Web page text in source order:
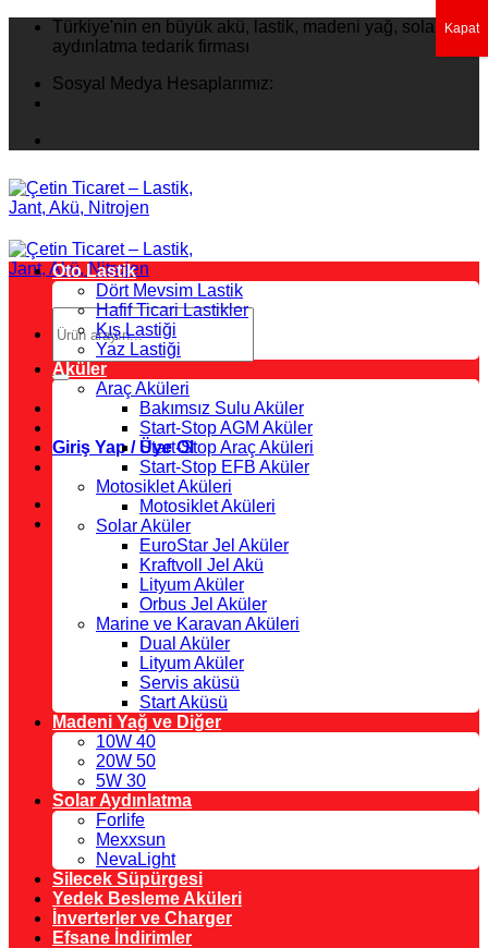
İçeriğeTürkiye'nin en büyük akü, lastik, madeni yağ, solar
aydınlatma tedarik firması
Sosyal Medya Hesaplarımız:
Ara:
Giriş Yap / Üye Ol
Oto Lastik
Dört Mevsim Lastik
Hafif Ticari Lastikler
Kış Lastiği
Yaz Lastiği
Aküler
Araç Aküleri
Bakımsız Sulu Aküler
Start-Stop AGM Aküler
Start-Stop Araç Aküleri
Start-Stop EFB Aküler
Motosiklet Aküleri
Motosiklet Aküleri
Solar Aküler
EuroStar Jel Aküler
Kraftvoll Jel Akü
Lityum Aküler
Orbus Jel Aküler
Marine ve Karavan Aküleri
Dual Aküler
Lityum Aküler
Servis aküsü
Start Aküsü
Madeni Yağ ve Diğer
10W 40
20W 50
5W 30
Solar Aydınlatma
Forlife
Mexxsun
NevaLight
Silecek Süpürgesi
Yedek Besleme Aküleri
İnverterler ve Charger
Efsane İndirimler
Kapat